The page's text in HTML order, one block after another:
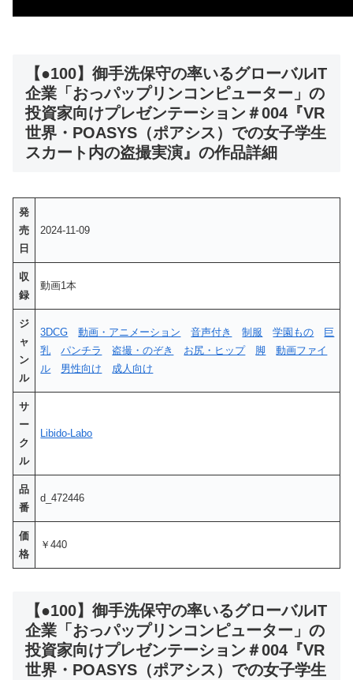
【●100】御手洗保守の率いるグローバルIT
企業「おっパップリンコンピューター」の
投資家向けプレゼンテーション＃004『VR
世界・POASYS（ポアシス）での女子学生
スカート内の盗撮実演』の作品詳細
発
売
日
2024-11-09
収
録
動画1本
ジ
ャ
ン
ル
3DCG 動画・アニメーション 音声付き 制服 学園もの
巨
乳
パンチラ 盗撮・のぞき お尻・ヒップ 脚
動画ファイ
ル
男性向け 成人向け
サ
ー
ク
ル
Libido-Labo
品
番
d_472446
価
格
￥440
【●100】御手洗保守の率いるグローバルIT
企業「おっパップリンコンピューター」の
投資家向けプレゼンテーション＃004『VR
世界・POASYS（ポアシス）での女子学生